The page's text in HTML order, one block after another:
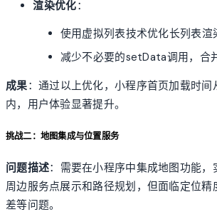
渲染优化：
使用虚拟列表技术优化长列表渲
减少不必要的setData调用，合
成果：通过以上优化，小程序首页加载时
内，用户体验显著提升。
挑战二：地图集成与位置服务
问题描述：需要在小程序中集成地图功能，
周边服务点展示和路径规划，但面临定位精
差等问题。